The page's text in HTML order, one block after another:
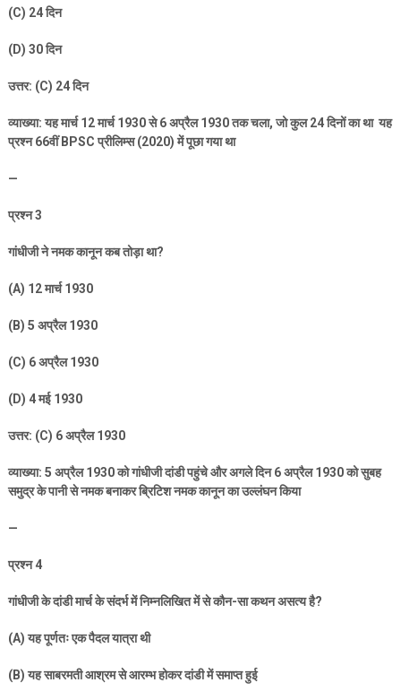
(C) 24दिन
(D) 30दिन
उत्तर: (C) 24दिन
व्याख्या: यह मार्च12मार्च1930से6अप्रैल1930तक चला,जो कुल24दिनों का था यह
प्रश्न66वीं BPSCप्रीलिम्स (2020)में पूछा गया था
—
प्रश्न3
गांधीजी ने नमक कानून कब तोड़ा था?
(A) 12मार्च1930
(B) 5 अप्रैल1930
(C) 6अप्रैल1930
(D) 4मई1930
उत्तर: (C) 6अप्रैल1930
व्याख्या: 5 अप्रैल1930को गांधीजी दांडी पहुंचे और अगले दिन6अप्रैल1930को सुबह
समुद्र के पानी से नमक बनाकर ब्रिटिश नमक कानून का उल्लंघन किया
—
प्रश्न4
गांधीजी के दांडी मार्च के संदर्भ में निम्नलिखित में से कौन-सा कथन असत्य है?
(A)यह पूर्णतः एक पैदल यात्रा थी
(B)यह साबरमती आश्रम से आरम्भ होकर दांडी में समाप्त हुई